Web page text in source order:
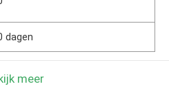
dagen
meer